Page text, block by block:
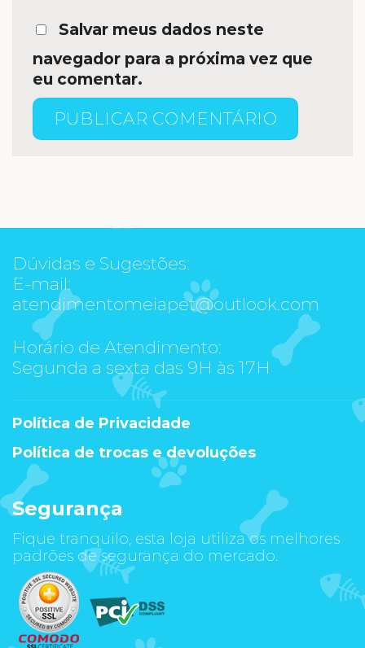
Salvar meus dados neste
navegador para a próxima vez que
eu comentar.
Dúvidas e Sugestões:
E-mail:
atendimentomeiapet@outlook.com
Horário de Atendimento:
Segunda a sexta das 9H às 17H
Política de Privacidade
Política de trocas e devoluções
Segurança
Fique tranquilo, esta loja utiliza os melhores
padrões de segurança do mercado.